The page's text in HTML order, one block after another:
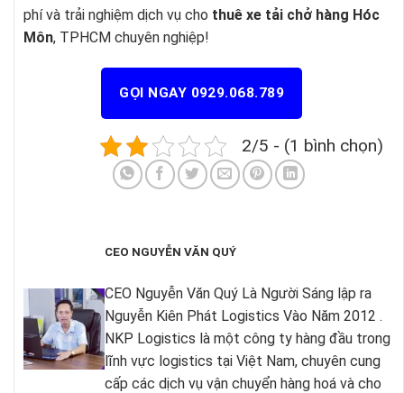
phí và trải nghiệm dịch vụ cho thuê xe tải chở hàng Hóc
Môn, TPHCM chuyên nghiệp!
GỌI NGAY 0929.068.789
2/5 - (1 bình chọn)
CEO NGUYỄN VĂN QUÝ
CEO Nguyễn Văn Quý Là Người Sáng lập ra
Nguyễn Kiên Phát Logistics Vào Năm 2012 .
NKP Logistics là một công ty hàng đầu trong
lĩnh vực logistics tại Việt Nam, chuyên cung
cấp các dịch vụ vận chuyển hàng hoá và cho